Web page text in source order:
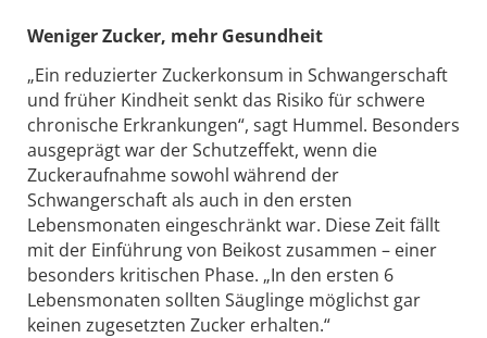
Weniger Zucker, mehr Gesundheit
„Ein reduzierter Zuckerkonsum in Schwangerschaft
und früher Kindheit senkt das Risiko für schwere
chronische Erkrankungen“, sagt Hummel. Besonders
ausgeprägt war der Schutzeffekt, wenn die
Zuckeraufnahme sowohl während der
Schwangerschaft als auch in den ersten
Lebensmonaten eingeschränkt war. Diese Zeit fällt
mit der Einführung von Beikost zusammen – einer
besonders kritischen Phase. „In den ersten 6
Lebensmonaten sollten Säuglinge möglichst gar
keinen zugesetzten Zucker erhalten.“